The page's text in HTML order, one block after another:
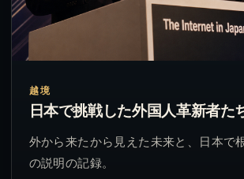
越境
日本で挑戦した外国人革新者た
外から来たから見えた未来と、日本で
の説明の記録。